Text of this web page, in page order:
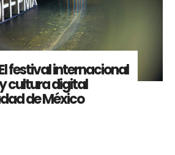
festival internacional
cultura digital
de México